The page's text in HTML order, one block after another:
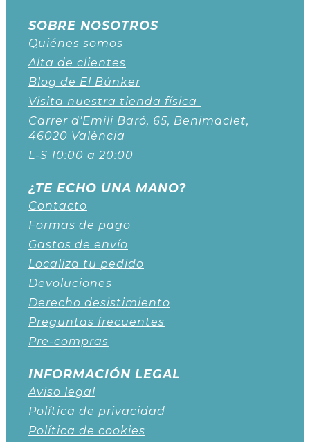
SOBRE NOSOTROS
Quiénes somos
Alta de clientes
Blog de El Búnker
Visita nuestra tienda física
Carrer d'Emili Baró, 65, Benimaclet,
46020 València
L-S 10:00 a 20:00
¿TE ECHO UNA MANO?
Contacto
Formas de pago
Gastos de envío
Localiza tu pedido
Devoluciones
Derecho desistimiento
Preguntas frecuentes
Pre-compras
INFORMACIÓN LEGAL
Aviso legal
Política de privacidad
Política de cookies